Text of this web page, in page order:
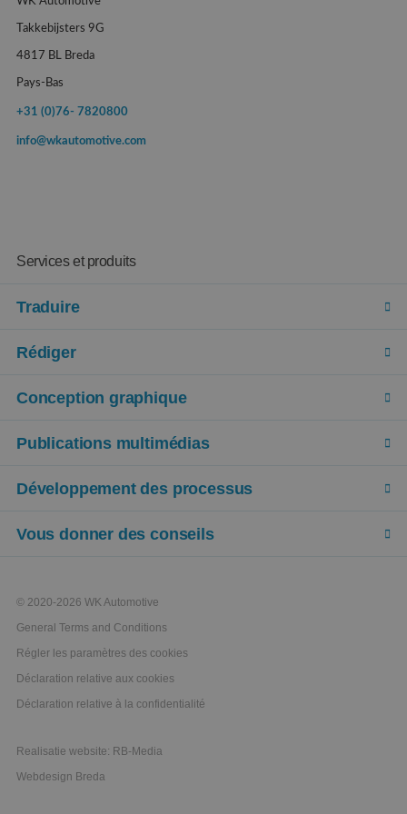
Takkebijsters 9G
4817 BL Breda
Pays-Bas
+31 (0)76- 7820800
info@wkautomotive.com
Services et produits
Traduire
Rédiger
Conception graphique
Publications multimédias
Développement des processus
Vous donner des conseils
© 2020-2026 WK Automotive
General Terms and Conditions
Régler les paramètres des cookies
Déclaration relative aux cookies
Déclaration relative à la confidentialité
Realisatie website: RB-Media
Webdesign Breda